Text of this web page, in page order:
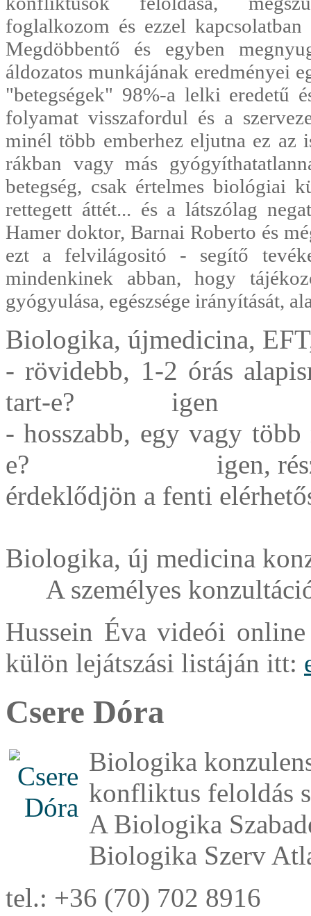
foglalkozom és ezzel
Megdöbbentő és egyben
áldozatos munkájának eredményei
"betegségek" 98%-a lelki eredetű
folyamat visszafordul és a
minél több emberhez eljutna ez az
rákban vagy más
betegség, csak értelmes biológiai
rettegett áttét... és a látszólag
Hamer doktor, Barnai Roberto és
ezt a felvilágositó - segítő
mindenkinek abban, hogy
gyógyulása, egészsége irányítását,
Biologika, újmedicina,
- rövidebb, 1-2 órás
tart-e? igen
- hosszabb, egy vagy
e? igen,
érdeklődjön a fenti
Biologika, új
A személyes
Hussein Éva videói
külön lejátszási listáján itt:
Csere Dóra
Biologika
konfliktus feloldás
A Biologika
Biologika Szerv
tel.: +36 (70) 702 8916